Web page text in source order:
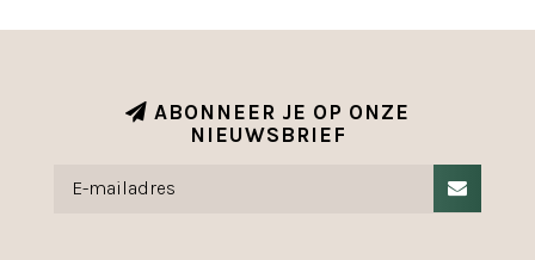
ABONNEER JE OP ONZE
NIEUWSBRIEF